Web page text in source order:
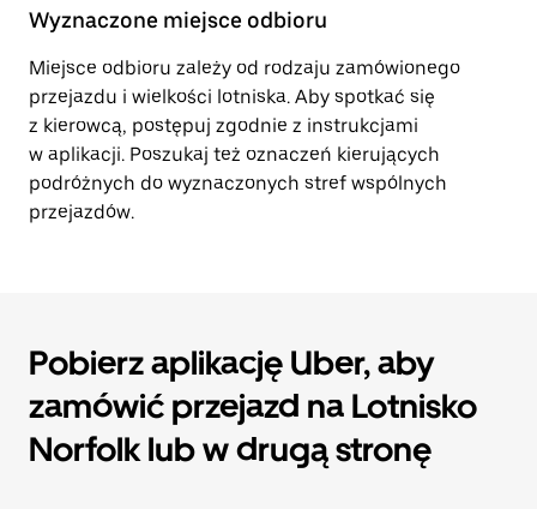
Wyznaczone miejsce odbioru
Miejsce odbioru zależy od rodzaju zamówionego
przejazdu i wielkości lotniska. Aby spotkać się
z kierowcą, postępuj zgodnie z instrukcjami
w aplikacji. Poszukaj też oznaczeń kierujących
podróżnych do wyznaczonych stref wspólnych
przejazdów.
Pobierz aplikację Uber, aby
zamówić przejazd na Lotnisko
Norfolk lub w drugą stronę